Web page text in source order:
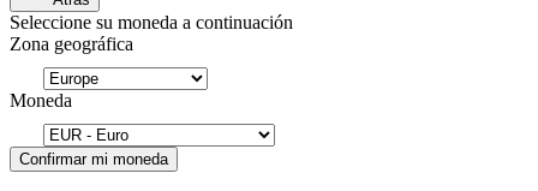
Seleccione su moneda a continuación
Zona geográfica
Moneda
Confirmar mi moneda